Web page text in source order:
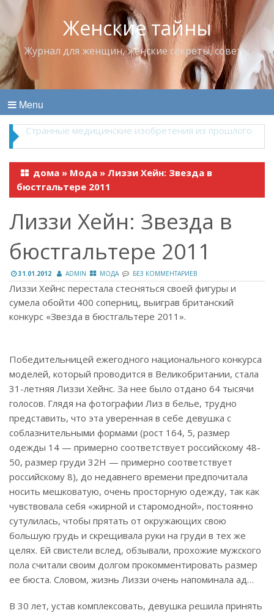
Женские тайны
Журнал для женщин, женские секреты, советы
Menu
Что пить в жару
дома » Мода » Лиззи Хейн: Звезда в
бюстгальтере 2011
Лиззи Хейн: Звезда в
бюстгальтере 2011
31.01.2012 ADMIN МОДА БЕЗ КОММЕНТАРИЕВ
Лиззи Хейнс перестала стесняться своей фигуры и
сумела обойти 400 соперниц, выиграв британский
конкурс «Звезда в бюстгальтере 2011».
Победительницей ежегодного национального конкурса
моделей, который проводится в Великобритании, стала
31-летняя Лиззи Хейнс. За нее было отдано 64 тысячи
голосов. Глядя на фотографии Лиз в белье, трудно
представить, что эта уверенная в себе девушка с
соблазнительными формами (рост 164, 5, размер
одежды 14 — примерно соответствует российскому 48-
50, размер груди 32H — примерно соответствует
российскому 8), до недавнего времени предпочитала
носить мешковатую, очень просторную одежду, так как
чувствовала себя «жирной и старомодной», постоянно
сутулилась, чтобы прятать от окружающих свою
большую грудь и скрещивала руки на груди в тех же
целях. Ей свистели вслед, обзывали, прохожие мужского
пола считали своим долгом прокомментировать размер
ее бюста. Словом, жизнь Лиззи очень напоминала ад…
В 30 лет, устав комплексовать, девушка решила принять